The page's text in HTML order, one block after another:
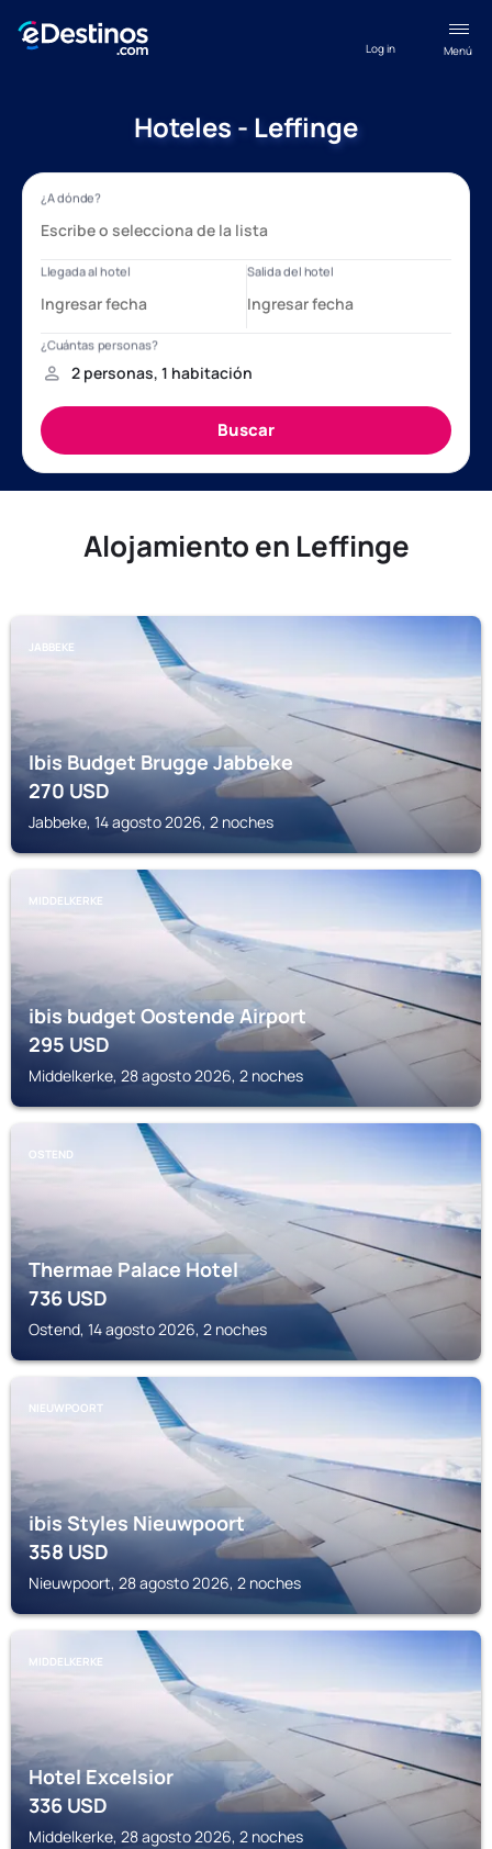
Menú
Log in
Hoteles - Leffinge
Alojamiento en Leffinge
JABBEKE
Ibis Budget Brugge Jabbeke
270USD
Jabbeke, 14 agosto 2026, 2 noches
MIDDELKERKE
ibis budget Oostende Airport
295USD
Middelkerke, 28 agosto 2026, 2 noches
OSTEND
Thermae Palace Hotel
736USD
Ostend, 14 agosto 2026, 2 noches
NIEUWPOORT
ibis Styles Nieuwpoort
358USD
Nieuwpoort, 28 agosto 2026, 2 noches
MIDDELKERKE
Hotel Excelsior
336USD
Middelkerke, 28 agosto 2026, 2 noches